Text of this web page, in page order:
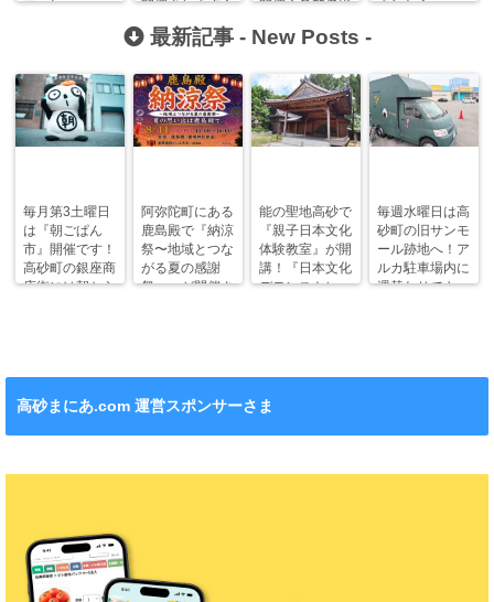
コーヒー
開催されます！
開催！参加者絶
ました！
最新記事 - New Posts -
毎月第3土曜日
は『朝ごぱん
市』開催です！
高砂町の銀座商
店街には朝から
阿弥陀町にある
鹿島殿で『納涼
祭〜地域とつな
がる夏の感謝
祭〜』が開催さ
能の聖地高砂で
『親子日本文化
体験教室』が開
講！『日本文化
デモンストレー
毎週水曜日は高
砂町の旧サンモ
ール跡地へ！ア
ルカ駐車場内に
週替わりでキッ
高砂まにあ.com 運営スポンサーさま